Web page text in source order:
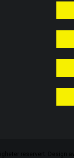
reservert. Design av